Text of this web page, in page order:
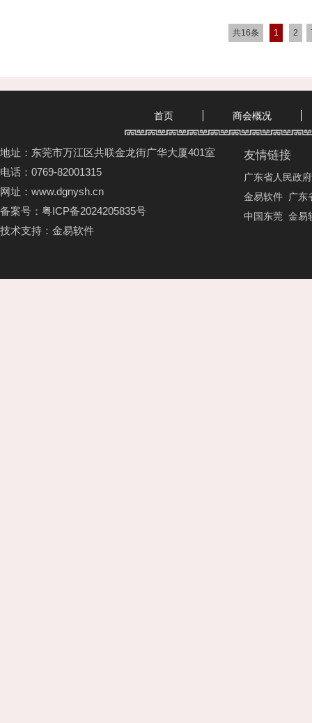
共16条 1 2
首页 商会概况
地址：东莞市万江区共联金龙街广华大厦401室
电话：0769-82001315
网址：www.dgnysh.cn
备案号： 粤ICP备2024205835号
技术支持： 金易软件
友情链接
广东省人民政府
金易软件
广东
中国东莞 金易